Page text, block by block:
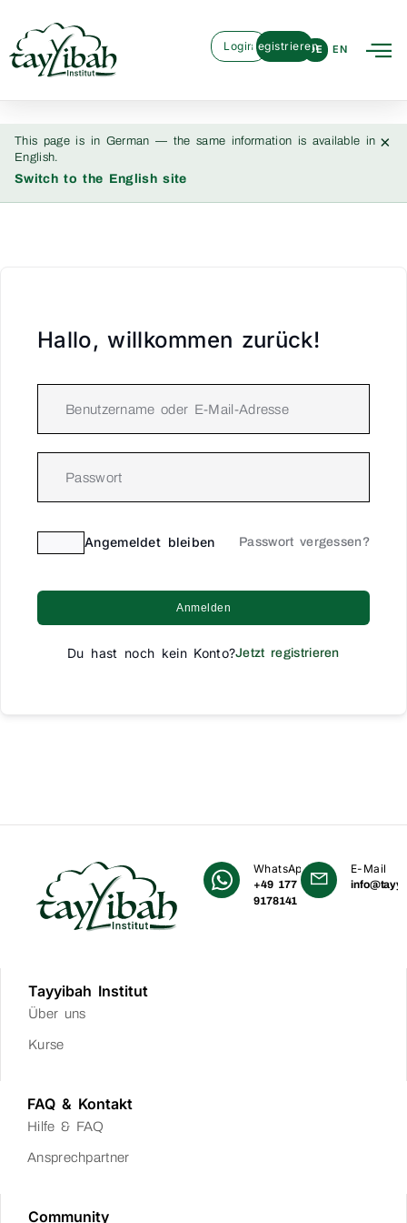
DE EN
LoginRegistrieren
This page is in German — the same information is available in
English.
Switch to the English site
×
Hallo, willkommen zurück!
Angemeldet bleiben Passwort vergessen?
Anmelden
Du hast noch kein Konto?Jetzt registrieren
WhatsApp
+49 177
9178141
E-Mail
Tayyibah Institut
Über uns
Kurse
FAQ & Kontakt
Hilfe & FAQ
Ansprechpartner
Community